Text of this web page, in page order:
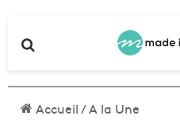
Accueil/A la Une